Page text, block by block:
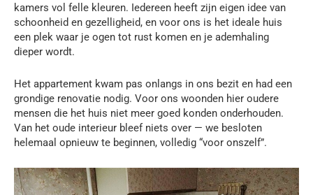
kamers vol felle kleuren. Iedereen heeft zijn eigen idee van
schoonheid en gezelligheid, en voor ons is het ideale huis
een plek waar je ogen tot rust komen en je ademhaling
dieper wordt.
Het appartement kwam pas onlangs in ons bezit en had een
grondige renovatie nodig. Voor ons woonden hier oudere
mensen die het huis niet meer goed konden onderhouden.
Van het oude interieur bleef niets over — we besloten
helemaal opnieuw te beginnen, volledig “voor onszelf”.